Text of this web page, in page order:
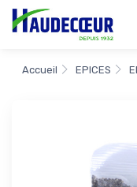
Accueil EPICES